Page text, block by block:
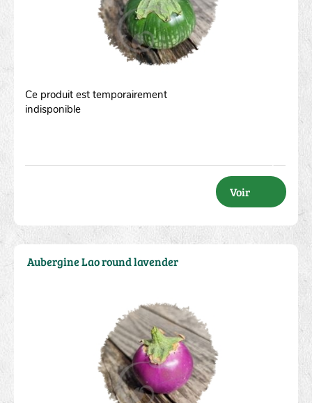
Ce produit est temporairement
indisponible
Voir
Aubergine Lao round lavender